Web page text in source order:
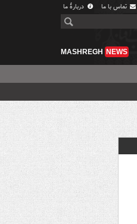
تماس با ما دربارهٔ ما
MASHREGH NEWS